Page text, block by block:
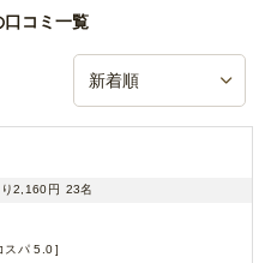
コミ一覧
2,160円 23名
スパ 5.0